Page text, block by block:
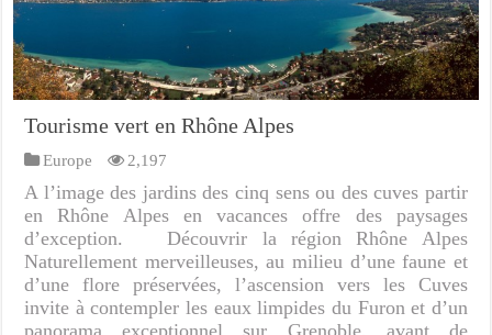
Tourisme vert en Rhône Alpes
Europe 2,197
A l’image des jardins des cinq sens ou des cuves partir
en Rhône Alpes en vacances offre des paysages
d’exception. Découvrir la région Rhône Alpes
Naturellement merveilleuses, au milieu d’une faune et
d’une flore préservées, l’ascension vers les Cuves
invite à contempler les eaux limpides du Furon et d’un
panorama exceptionnel sur Grenoble, avant de